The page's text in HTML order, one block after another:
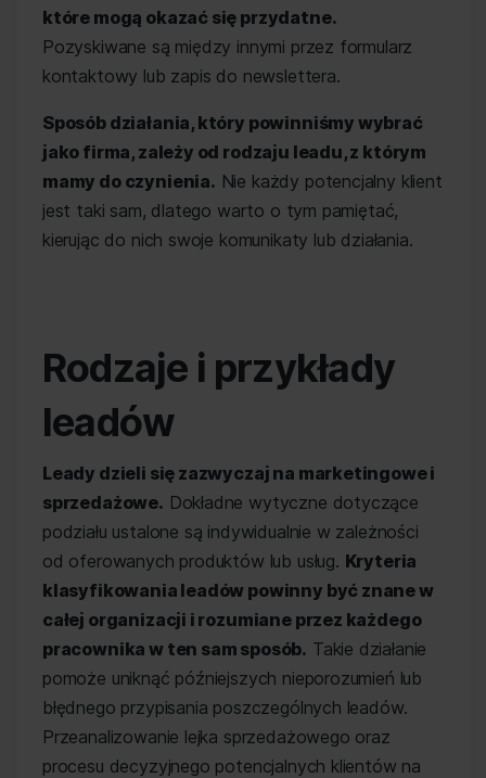
które mogą okazać się przydatne.
Pozyskiwane są między innymi przez formularz
kontaktowy lub zapis do newslettera.
Sposób działania, który powinniśmy wybrać
jako firma, zależy od rodzaju leadu, z którym
mamy do czynienia. Nie każdy potencjalny klient
jest taki sam, dlatego warto o tym pamiętać,
kierując do nich swoje komunikaty lub działania.
Rodzaje i przykłady
leadów
Leady dzieli się zazwyczaj na marketingowe i
sprzedażowe. Dokładne wytyczne dotyczące
podziału ustalone są indywidualnie w zależności
od oferowanych produktów lub usług. Kryteria
klasyfikowania leadów powinny być znane w
całej organizacji i rozumiane przez każdego
pracownika w ten sam sposób. Takie działanie
pomoże uniknąć późniejszych nieporozumień lub
błędnego przypisania poszczególnych leadów.
Przeanalizowanie lejka sprzedażowego oraz
procesu decyzyjnego potencjalnych klientów na